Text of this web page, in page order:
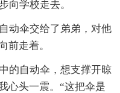
向学校走去。
动伞交给了弟弟，对他
前走着。
的自动伞，想支撑开晾
心头一震。“这把伞是